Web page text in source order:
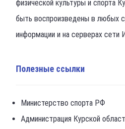
физической культуры и спорта
быть воспроизведены в любых
информации и на серверах сети
Полезные ссылки
Министерство спорта РФ
Администрация Курской